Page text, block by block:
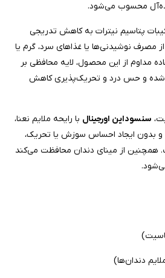
محسوب می‌شود.
پتاسیم نیترات به کاهش تدریجی
مصرف نوشیدنی‌ها یا غذاهای سرد، گرم یا
مداوم از این محصول، لایه محافظی بر
شده و حس درد و تحریک‌پذیری کاهش
سنسوداین اورجینال با رایحه ملایم نعنا،
و بدون ایجاد احساس سوزش یا تحریک،
همچنین از مینای دندان محافظت می‌کند
دندان‌ها)